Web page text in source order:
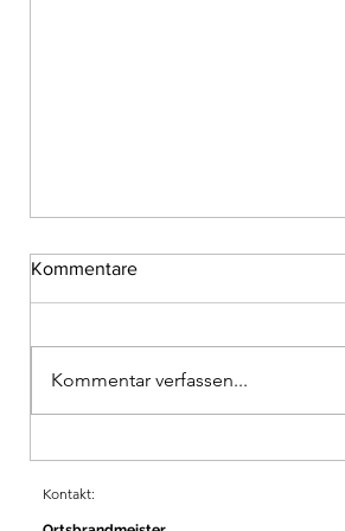
Türöffnung
Kommentare
Kommentar verfassen...
Kontakt: